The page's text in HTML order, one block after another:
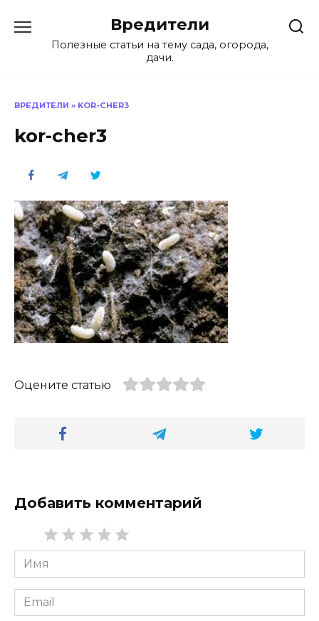
содержанию
Вредители
Полезные статьи на тему сада, огорода,
дачи.
ВРЕДИТЕЛИ » KOR-CHER3
kor-cher3
Оцените статью
Добавить комментарий
Имя
*
Email
*